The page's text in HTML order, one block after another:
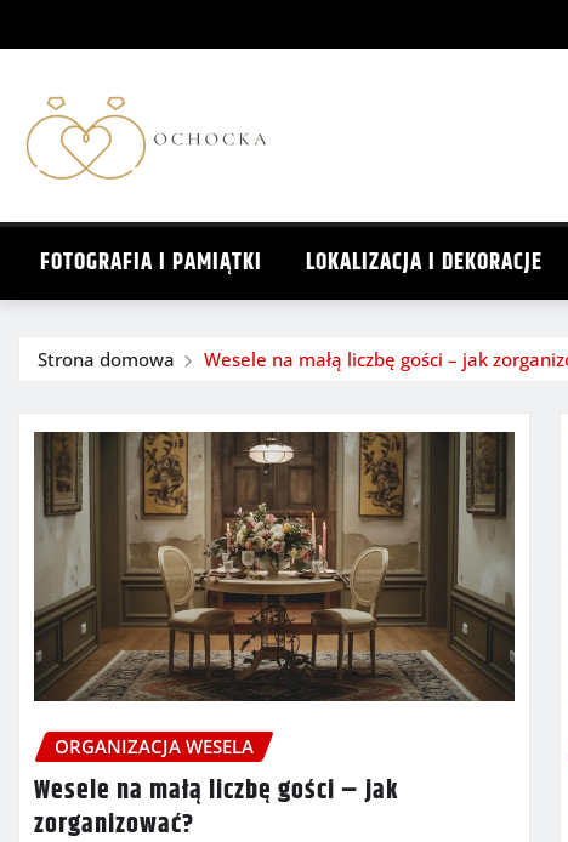
do
FOTOGRAFIA I PAMIĄTKI LOKALIZACJA I DEKORACJE
Strona domowa Wesele na małą liczbę gości – jak
ORGANIZACJA WESELA
Wesele na małą liczbę gości – jak
zorganizować?